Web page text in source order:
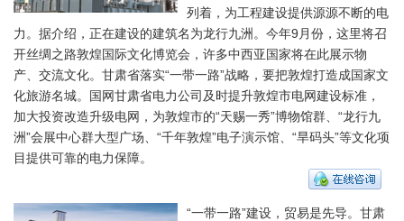
列着，为工程建设提供源源不断的电
力。据介绍，正在建设的建筑名为龙行九洲。今年9月份，这里将召
开丝绸之路敦煌国际文化博览会，许多中西亚国家将在此展示物
产、交流文化。甘肃省落实“一带一路”战略，要把敦煌打造成国家文
化旅游名城。国网甘肃省电力公司及时提升敦煌市电网建设标准，
加大投资改造升级电网，为敦煌市的“天赐一秀”博物馆群、“龙行九
洲”会展中心群大型广场、“千年敦煌”电子演示馆、“旱码头”等文化项
目提供可靠的电力保障。
“一带一路”建设，贸易是先导。甘肃